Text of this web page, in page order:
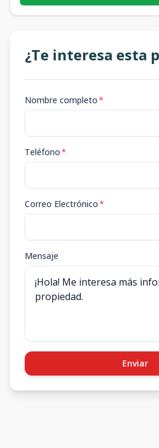
¿Te interesa esta
Nombre completo*
Teléfono*
Correo Electrónico*
Mensaje
Enviar